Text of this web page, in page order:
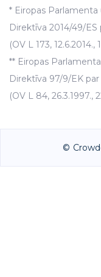
* Eiropas Parlamenta
Direktīva 2014/49/
(OV L 173, 12.6.2014.,
** Eiropas
Direktīva 97/9/EK
(OV L 84, 26.3.1997.,
©